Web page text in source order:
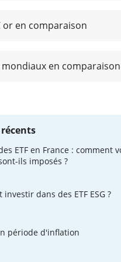
or en comparaison
mondiaux en comparaison
ETF en France : comment
ils imposés ?
investir dans des ETF ESG ?
période d'inflation